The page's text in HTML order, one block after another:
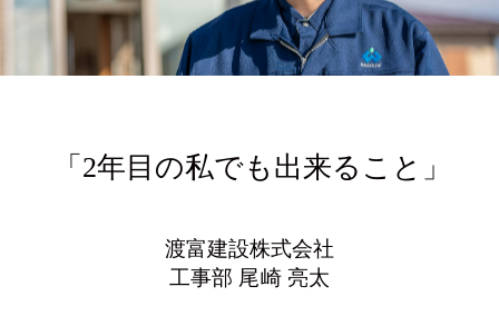
福島県郡山市湖南町舟津村上1-2
「2年目の私でも出来ること」
渡富建設株式会社
工事部 尾崎 亮太